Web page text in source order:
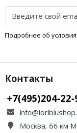
Подробнее об
Контакты
+7(495)204-
Москва, 66 км